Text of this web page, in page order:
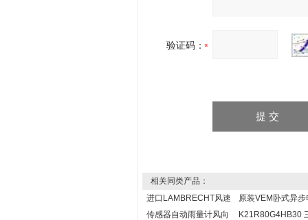
验证码：
相关同类产品：
进口LAMBRECHT风速
传感器自动雨量计风向
原装VEM卧式异步
K21R80G4HB30